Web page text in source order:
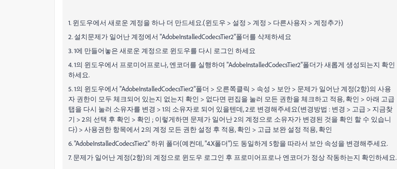
1. 윈도우에서 새로운 계정을 하나 더 만드세요.(윈도우 > 설정 > 계정 > 다른사용자 > 계정추가)
2. 설치문제가 일어난 계정에서 "AdobeInstalledCodecsTier2"폴더를 삭제하세요
3. 1에 만들어놓은 새로운 계정으로 윈도우를 다시 로그인 하세요
4. 1의 윈도우에서 프로미어프로나, 엔코더를 실행하여 "AdobeInstalledCodecsTier2"폴더가 새롭게 생성되는지 확인
하세요.
5. 1의 윈도우에서 "AdobeInstalledCodecsTier2"폴더 > 오른쪽클릭 > 속성 > 보안 > 문제가 일어난 계정(2항)의 사용
자 권한이 모두 체크되어 있는지 없는지 확인 > 없다면 편집을 눌러 모든 권한을 체크하고 적용, 확인 > 아래 고급
탭을 다시 눌러 소유자를 변경 > 1의 소유자로 되어 있을텐데, 2로 변경해주세요(변경방법 : 변경 > 고급 > 지금찾
기 > 2의 선택 후 확인 > 확인 ; 이렇게하면 문제가 일어난 2의 계정으로 소유자가 변경된 것을 확인 할 수 있습니
다) > 사용권한 항목에서 2의 계정 모든 권한 설정 후 적용, 확인 > 고급 보완 설정 적용, 확인
6. "AdobeInstalledCodecsTier2" 하위 폴더(예컨데, "4.X폴더")도 동일하게 5항을 따라서 보안 속성을 변경해주세요.
7. 문제가 일어난 계정(2항)의 계정으로 윈도우 로그인 후 프로미어프로나 엔코더가 정상 작동하는지 확인하세요.